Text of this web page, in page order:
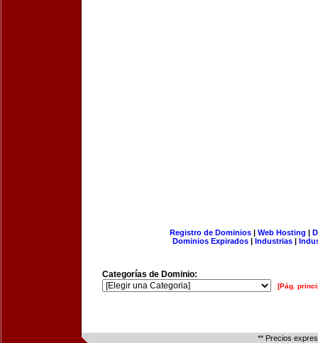
Registro de Dominios| Web Hosting |
Dominios Expirados | Industrias |
Categorías de Dominio:
[Pág.
** Precios